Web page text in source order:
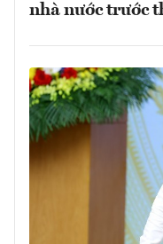
nhà nước trước